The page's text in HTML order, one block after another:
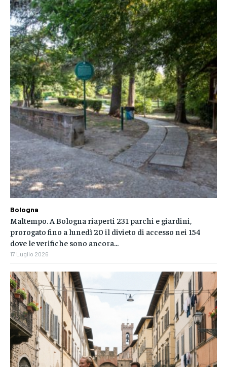
Bologna
Maltempo. A Bologna riaperti 231 parchi e giardini,
prorogato fino a lunedì 20 il divieto di accesso nei 154
dove le verifiche sono ancora...
17 Luglio 2026